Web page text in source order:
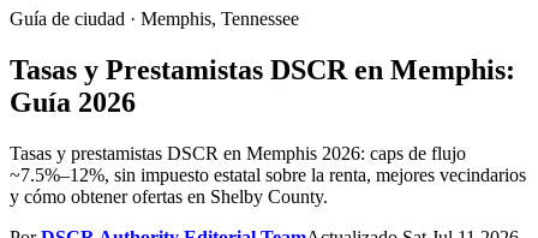
Guía de ciudad · Memphis, Tennessee
Tasas y Prestamistas DSCR en Memphis:
Guía 2026
Tasas y prestamistas DSCR en Memphis 2026: caps de flujo
~7.5%–12%, sin impuesto estatal sobre la renta, mejores vecindarios
y cómo obtener ofertas en Shelby County.